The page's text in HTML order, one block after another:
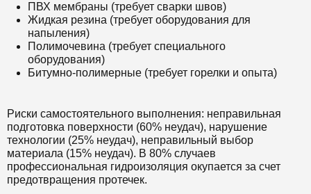
ПВХ мембраны (требует сварки швов)
Жидкая резина (требует оборудования для
напыления)
Полимочевина (требует специального
оборудования)
Битумно-полимерные (требует горелки и опыта)
Риски самостоятельного выполнения: неправильная
подготовка поверхности (60% неудач), нарушение
технологии (25% неудач), неправильный выбор
материала (15% неудач). В 80% случаев
профессиональная гидроизоляция окупается за счет
предотвращения протечек.